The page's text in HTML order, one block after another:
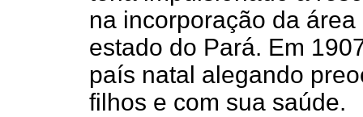
na incorporação da
estado do Pará. Em
país natal alegando
filhos e com sua saúde.